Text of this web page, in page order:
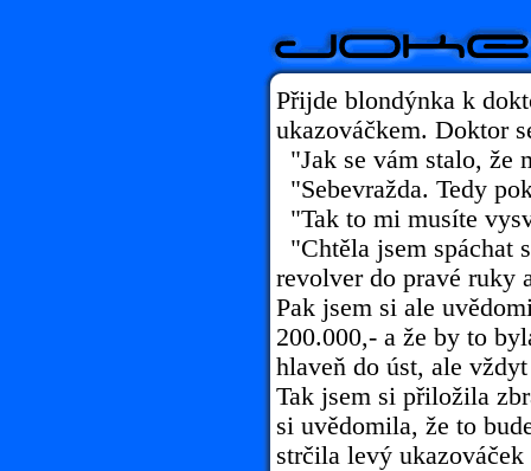
Přijde blondýnka k
ukazováčkem. Doktor
"Jak se vám stalo, že
"Sebevražda. Tedy
"Tak to mi musíte
"Chtěla jsem spáchat
revolver do pravé ruky
Pak jsem si ale
200.000,- a že by to
hlaveň do úst, ale
Tak jsem si přiložila
si uvědomila, že to
strčila levý